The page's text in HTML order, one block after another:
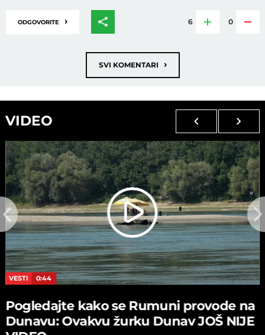
ODGOVORITE › 6 0
SVI KOMENTARI ›
VIDEO
VESTI 0:44
Pogledajte kako se Rumuni provode na
Dunavu: Ovakvu žurku Dunav JOŠ NIJE